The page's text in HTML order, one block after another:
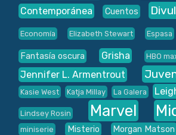
Contemporánea Cuentos
Economía Elizabeth Stewart Espasa
Fantasía oscura Grisha HBO
Jennifer L. Armentrout
Kasie West
Katja Millay La Galera
Lindsey Rosin Marvel
miniserie Misterio Morgan Matson